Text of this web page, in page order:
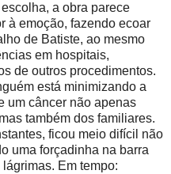
a obra parece
à emoção, fazendo ecoar
de Batiste, ao mesmo
em hospitais,
de outros procedimentos.
está minimizando a
um câncer não apenas
também dos familiares.
ficou meio difícil não
uma forçadinha na barra
Em tempo: